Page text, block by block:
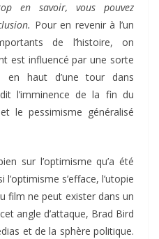
en savoir, vous pouvez
Pour en revenir à l’un
de l’histoire, on
est influencé par une sorte
en haut d’une tour dans
l’imminence de la fin du
le pessimisme généralisé
sur l’optimisme qu’a été
s’efface, l’utopie
film ne peut exister dans un
angle d’attaque, Brad Bird
et de la sphère politique.